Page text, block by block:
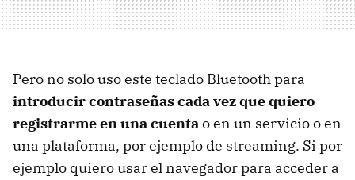
Pero no solo uso este teclado Bluetooth para
introducir contraseñas cada vez que quiero
registrarme en una cuentao en un servicio o en
una plataforma, por ejemplo de streaming. Si por
ejemplo quiero usar el navegador para acceder a